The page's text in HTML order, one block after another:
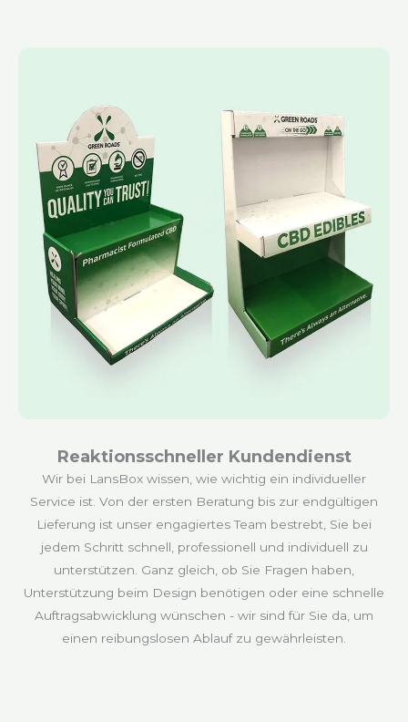
Reaktionsschneller Kundendienst
Wir bei LansBox wissen, wie wichtig ein individueller
Service ist. Von der ersten Beratung bis zur endgültigen
Lieferung ist unser engagiertes Team bestrebt, Sie bei
jedem Schritt schnell, professionell und individuell zu
unterstützen. Ganz gleich, ob Sie Fragen haben,
Unterstützung beim Design benötigen oder eine schnelle
Auftragsabwicklung wünschen - wir sind für Sie da, um
einen reibungslosen Ablauf zu gewährleisten.